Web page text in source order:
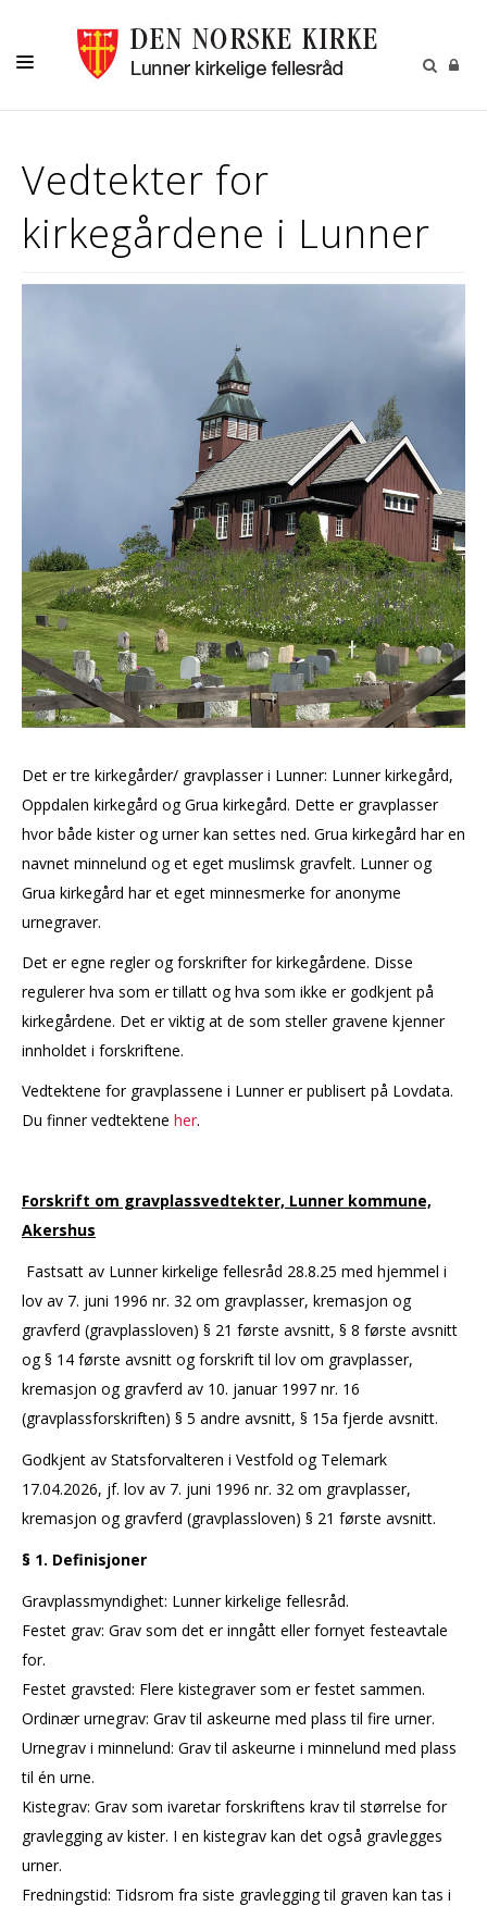
BARN OG UNGE
OM OSS
MENIGHETSBLADET
Vedtekter for
kirkegårdene i Lunner
Det er tre kirkegårder/ gravplasser i Lunner: Lunner kirkegård,
Oppdalen kirkegård og Grua kirkegård. Dette er gravplasser
hvor både kister og urner kan settes ned. Grua kirkegård har en
navnet minnelund og et eget muslimsk gravfelt. Lunner og
Grua kirkegård har et eget minnesmerke for anonyme
urnegraver.
Det er egne regler og forskrifter for kirkegårdene. Disse
regulerer hva som er tillatt og hva som ikke er godkjent på
kirkegårdene. Det er viktig at de som steller gravene kjenner
innholdet i forskriftene.
Vedtektene for gravplassene i Lunner er publisert på Lovdata.
Du finner vedtektene her.
Forskrift om gravplassvedtekter, Lunner kommune,
Akershus
Fastsatt av Lunner kirkelige fellesråd 28.8.25 med hjemmel i
lov av 7. juni 1996 nr. 32 om gravplasser, kremasjon og
gravferd (gravplassloven) § 21 første avsnitt, § 8 første avsnitt
og § 14 første avsnitt og forskrift til lov om gravplasser,
kremasjon og gravferd av 10. januar 1997 nr. 16
(gravplassforskriften) § 5 andre avsnitt, § 15a fjerde avsnitt.
Godkjent av Statsforvalteren i Vestfold og Telemark
17.04.2026, jf. lov av 7. juni 1996 nr. 32 om gravplasser,
kremasjon og gravferd (gravplassloven) § 21 første avsnitt.
§ 1. Definisjoner
Gravplassmyndighet: Lunner kirkelige fellesråd.
Festet grav: Grav som det er inngått eller fornyet festeavtale
for.
Festet gravsted: Flere kistegraver som er festet sammen.
Ordinær urnegrav: Grav til askeurne med plass til fire urner.
Urnegrav i minnelund: Grav til askeurne i minnelund med plass
til én urne.
Kistegrav: Grav som ivaretar forskriftens krav til størrelse for
gravlegging av kister. I en kistegrav kan det også gravlegges
urner.
Fredningstid: Tidsrom fra siste gravlegging til graven kan tas i